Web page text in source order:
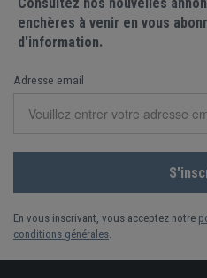
Consultez nos nouvelles
enchères à venir en vous
d'information.
Adresse email
En vous inscrivant, vous acceptez notre
conditions générales.